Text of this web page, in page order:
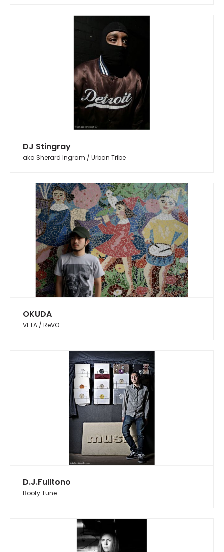
DJ Stingray
aka Sherard Ingram / Urban Tribe
OKUDA
VETA / ReVO
D.J.Fulltono
Booty Tune